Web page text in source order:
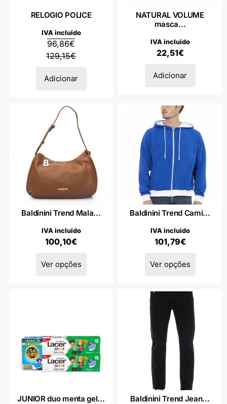
RELOGIO POLICE
129,15€
96,86€
IVA incluido
Adicionar
NATURAL VOLUME
masca...
22,51€
IVA incluido
Adicionar
Baldinini Trend Mala...
100,10€
IVA incluido
Ver opções
Baldinini Trend Cami...
101,79€
IVA incluido
Ver opções
JUNIOR duo menta gel... Baldinini Trend Jean...